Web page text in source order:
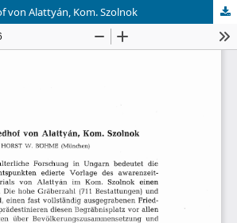
von Alattyán, Kom. Szolnok